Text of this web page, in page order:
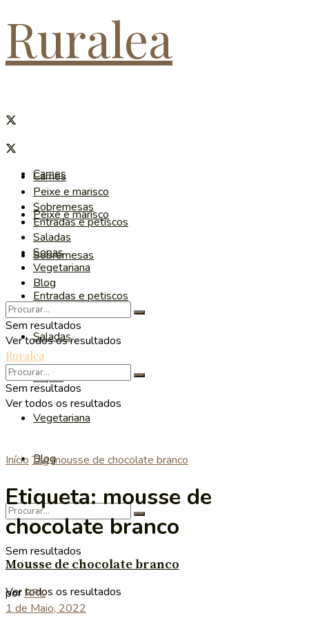
Ruralea
Carnes
Peixe e marisco
Sobremesas
Entradas e petiscos
Saladas
Sopas
Vegetariana
Blog
Sem resultados
Ver todos os resultados
Carnes
Peixe e marisco
Sobremesas
Entradas e petiscos
Saladas
Sopas
Vegetariana
Blog
Sem resultados
Ver todos os resultados
Ruralea
Sem resultados
Ver todos os resultados
Início Tagmousse de chocolate branco
Etiqueta:mousse de
chocolate branco
Mousse de chocolate branco
por RRL
1 de Maio, 2022